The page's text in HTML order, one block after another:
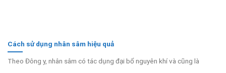
Cách sử dụng nhân sâm hiệu quả
Theo Đông y, nhân sâm có tác dụng đại bổ nguyên khí và cũng là